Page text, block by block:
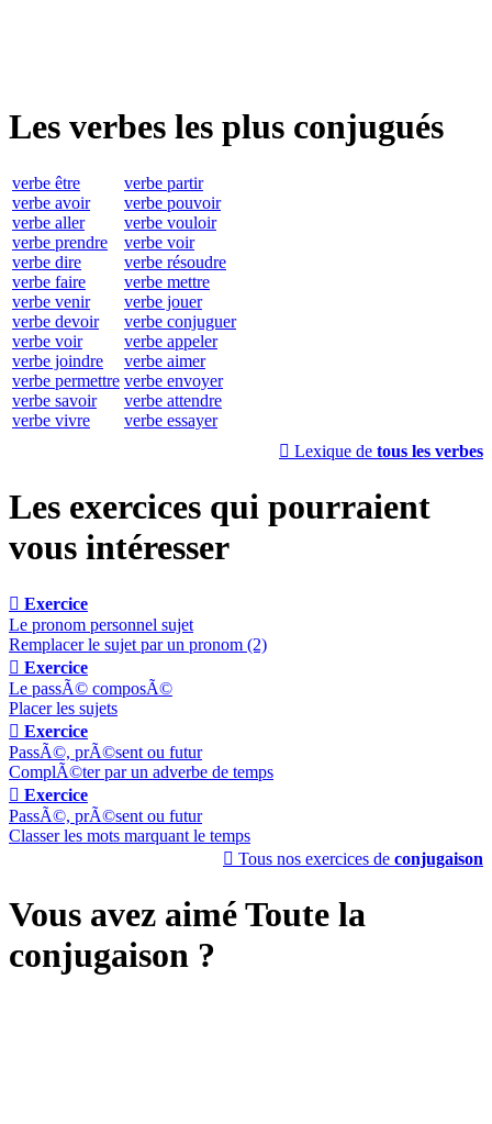
Les verbes les plus conjugués
verbe être
verbe avoir
verbe aller
verbe prendre
verbe dire
verbe faire
verbe venir
verbe devoir
verbe voir
verbe joindre
verbe permettre
verbe savoir
verbe vivre
verbe partir
verbe pouvoir
verbe vouloir
verbe voir
verbe résoudre
verbe mettre
verbe jouer
verbe conjuguer
verbe appeler
verbe aimer
verbe envoyer
verbe attendre
verbe essayer
 Lexique de tous les verbes
Les exercices qui pourraient
vous intéresser
 Exercice
Le pronom personnel sujet
Remplacer le sujet par un pronom (2)
 Exercice
Le passÃ© composÃ©
Placer les sujets
 Exercice
PassÃ©, prÃ©sent ou futur
ComplÃ©ter par un adverbe de temps
 Exercice
PassÃ©, prÃ©sent ou futur
Classer les mots marquant le temps
 Tous nos exercices de conjugaison
Vous avez aimé Toute la
conjugaison ?